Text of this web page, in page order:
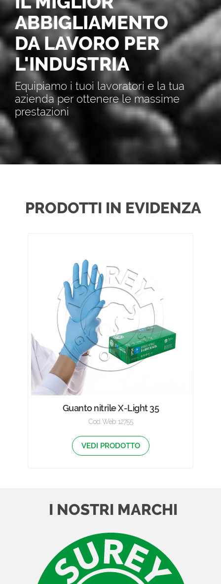
ABBIGLIAMENTO
DA LAVORO PER
L'INDUSTRIA
Equipiamo i tuoi lavoratori e la tua
azienda per ottenere le massime
prestazioni
PRODOTTI IN EVIDENZA
Guanto nitrile X-Light 35
Cod. Web: 12755
VEDI PRODOTTO
I NOSTRI MARCHI